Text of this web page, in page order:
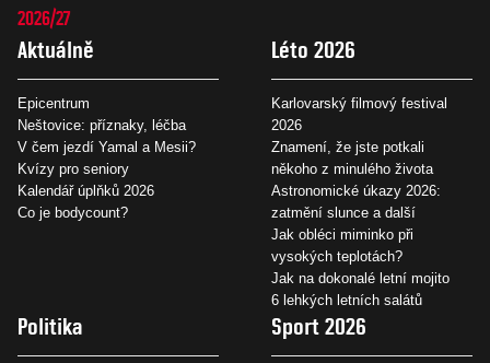
2026/27
Aktuálně
Epicentrum
Neštovice: příznaky, léčba
V čem jezdí Yamal a Mesii?
Kvízy pro seniory
Kalendář úplňků 2026
Co je bodycount?
Léto 2026
Karlovarský filmový festival
2026
Znamení, že jste potkali
někoho z minulého života
Astronomické úkazy 2026:
zatmění slunce a další
Jak obléci miminko při
vysokých teplotách?
Jak na dokonalé letní mojito
6 lehkých letních salátů
Politika Sport 2026